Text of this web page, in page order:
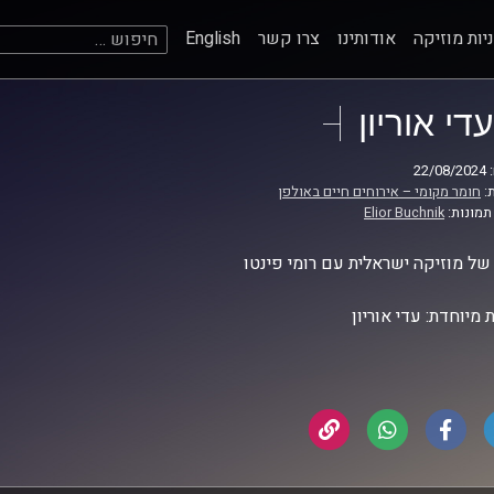
מוזיקה אודותינו צרו קשר English חיפוש:
עדי אוריון
חומר מקומי – אירוחים חיים באולפן
Elior Buchnik
מוזיקה ישראלית עם רומי פינטו
מיוחדת: עדי אוריון